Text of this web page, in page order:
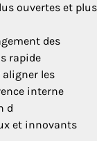
ouvertes et plus
des
rapide
les
interne
d
et innovants